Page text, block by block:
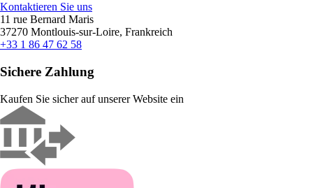
Kontaktieren Sie uns
11 rue Bernard Maris
37270 Montlouis-sur-Loire, Frankreich
+33 1 86 47 62 58
Sichere Zahlung
Kaufen Sie sicher auf unserer Website ein